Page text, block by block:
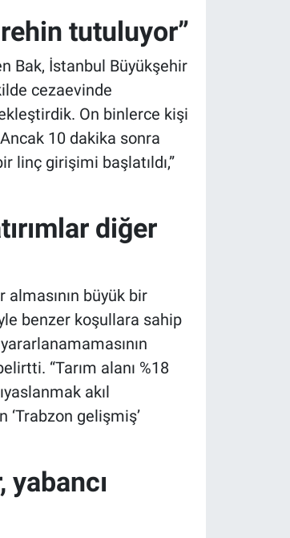
tutuluyor”
Bak, İstanbul Büyükşehir
cezaevinde
On binlerce kişi
10 dakika sonra
linç girişimi başlatıldı,”
diğer
büyük bir
benzer koşullara sahip
“Tarım alanı %18
akıl
‘Trabzon gelişmiş’
yabancı